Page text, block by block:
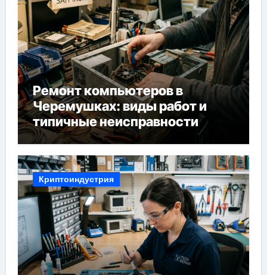
Ремонт компьютеров в
Черемушках: виды работ и
типичные неисправности
Криптоиндустрия